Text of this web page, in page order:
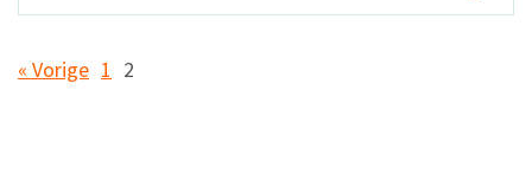
« Vorige 1 2